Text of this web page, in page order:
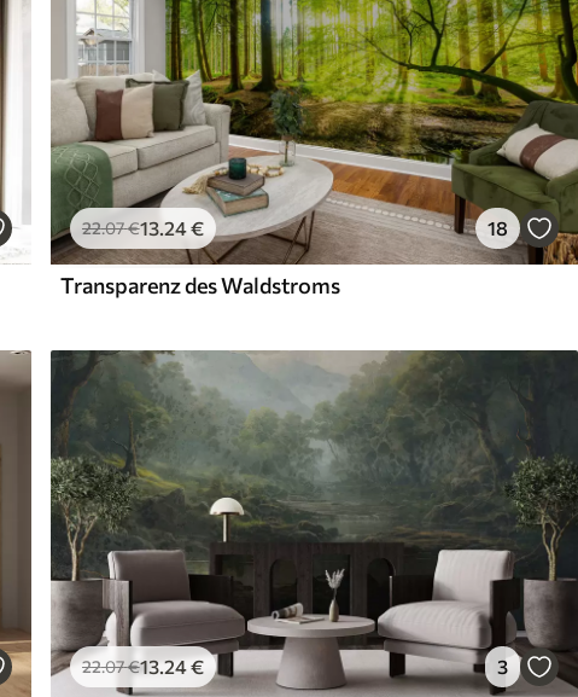
22.07€13.24€ 18
Transparenz des Waldstroms
22.07€13.24€ 3